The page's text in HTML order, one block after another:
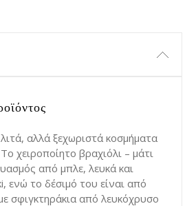
αλλά ξεχωριστά κοσμήματα
χειροποίητο βραχιόλι – μάτι
από μπλε, λευκά και
ενώ το δέσιμό του είναι από
σφιγκτηράκια από λευκόχρυσο